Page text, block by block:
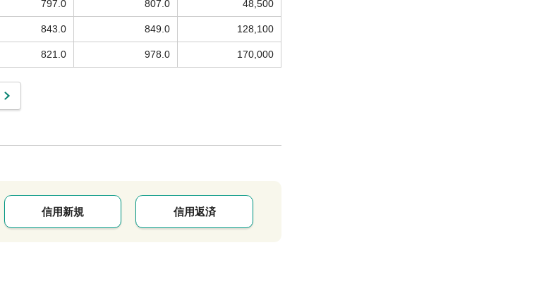
797.0 807.0 48,500
843.0 849.0 128,100
821.0 978.0 170,000
信用新規 信用返済